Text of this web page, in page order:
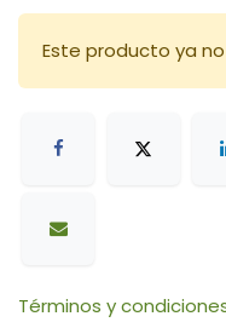
Este producto ya
Términos y